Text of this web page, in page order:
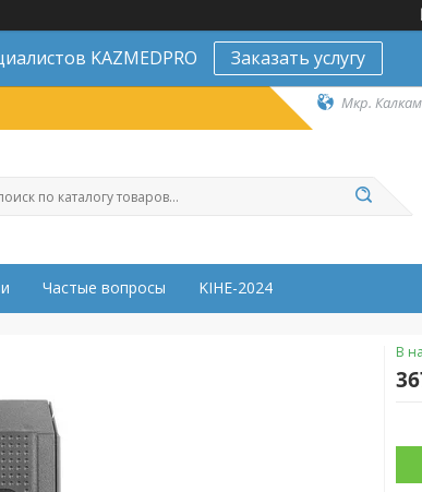
KAZMEDPRO Заказать услугу
Мкр.
Частые вопросы KIHE-2024
В